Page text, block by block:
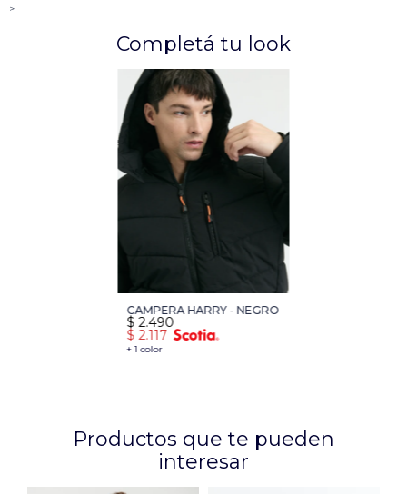
>
Completá tu look
CAMPERA HARRY - NEGRO
+ 1 color
$ 2.490
$ 2.117
Productos que te pueden
interesar